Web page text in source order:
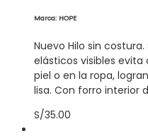
Marca: HOPE
Nuevo Hilo sin
elásticos visibles
piel o en la ropa,
lisa. Con forro interior
S/35.00